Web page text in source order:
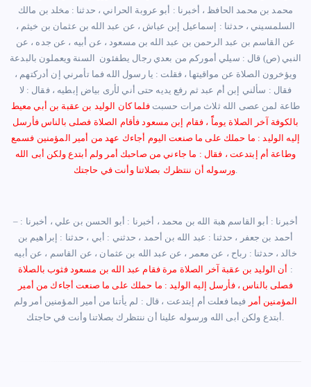
محمد بن محمد الحافظ ، أخبرنا : أبو عروبة الحراني ، حدثنا : مخلد بن مالك
السلمسيني ، حدثنا : إسماعيل إبن عياش ، عن عبد الله بن عثمان بن خيثم ،
عن القاسم بن عبد الرحمن بن عبد الله بن مسعود ، عن أبيه ، عن جده ، عن
النبي (ص) قال : سيلي أموركم من بعدي رجال يطفئون السنة ويعملون بالبدعة
ويؤخرون الصلاة عن مواقيتها ، فقلت : يا رسول الله فما تأمرني إن أدركتهم ،
فقال : سألني إبن أم عبد ثم رفع يديه حتى أني لأرى بياض إبطيه ، فقال : لا
طاعة لمن عصى الله ثلاث مرات حسبتفلما كان الوليد بن عقبة بن أبي معيط
بالكوفة آخر الصلاة يوماًً ، فقام إبن مسعود فأقام الصلاة فصلى بالناس فأرسل
إليه الوليد : ما حملك على ما صنعت اليوم أجاءك عهد من أمير المؤمنين فسمع
وطاعة أم إبتدعت ، فقال : ما جاءني من صاحبك أمر ولم أبتدع ولكن أبى الله
ورسوله أن ننتظرك بصلاتنا وأنت في حاجتك
– أخبرنا : أبو القاسم هبة الله بن محمد ، أخبرنا : أبو الحسن بن علي ، أخبرنا :
أحمد بن جعفر ، حدثنا : عبد الله بن أحمد ، حدثني : أبي ، حدثنا : إبراهيم بن
خالد ، حدثنا : رباح ، عن معمر ، عن عبد الله بن عثمان ، عن القاسم ، عن أبيه
: أن الوليد بن عقبة آخر الصلاة مرة فقام عبد الله بن مسعود فثوب بالصلاة
فصلى بالناس ، فأرسل إليه الوليد : ما حملك على ما صنعت أجاءك من أمير
المؤمنين أمر فيما فعلت أم إبتدعت ، قال : لم يأتنا من أمير المؤمنين أمر ولم
أبتدع ولكن أبى الله ورسوله علينا أن ننتظرك بصلاتنا وأنت في حاجتك